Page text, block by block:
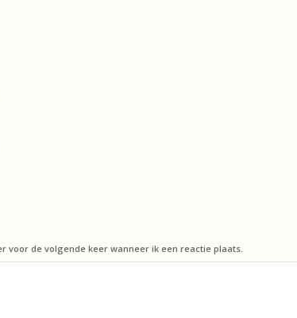
voor de volgende keer wanneer ik een reactie plaats.